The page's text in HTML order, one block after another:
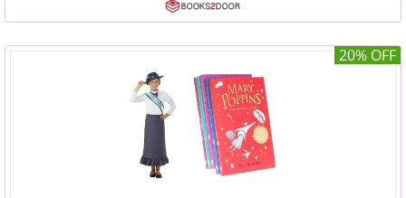
20% OFF